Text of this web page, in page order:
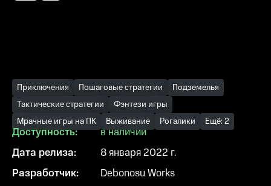
Приключения Пошаговые стратегии
Подземелья
Тактические стратегии
Фэнтези игры
Мрачные игры на ПК
Выживание Рогалики Ещё: 2
Доступность:
в наличии
Дата релиза:
8 января 2022 г.
Разработчик:
Debonosu Works